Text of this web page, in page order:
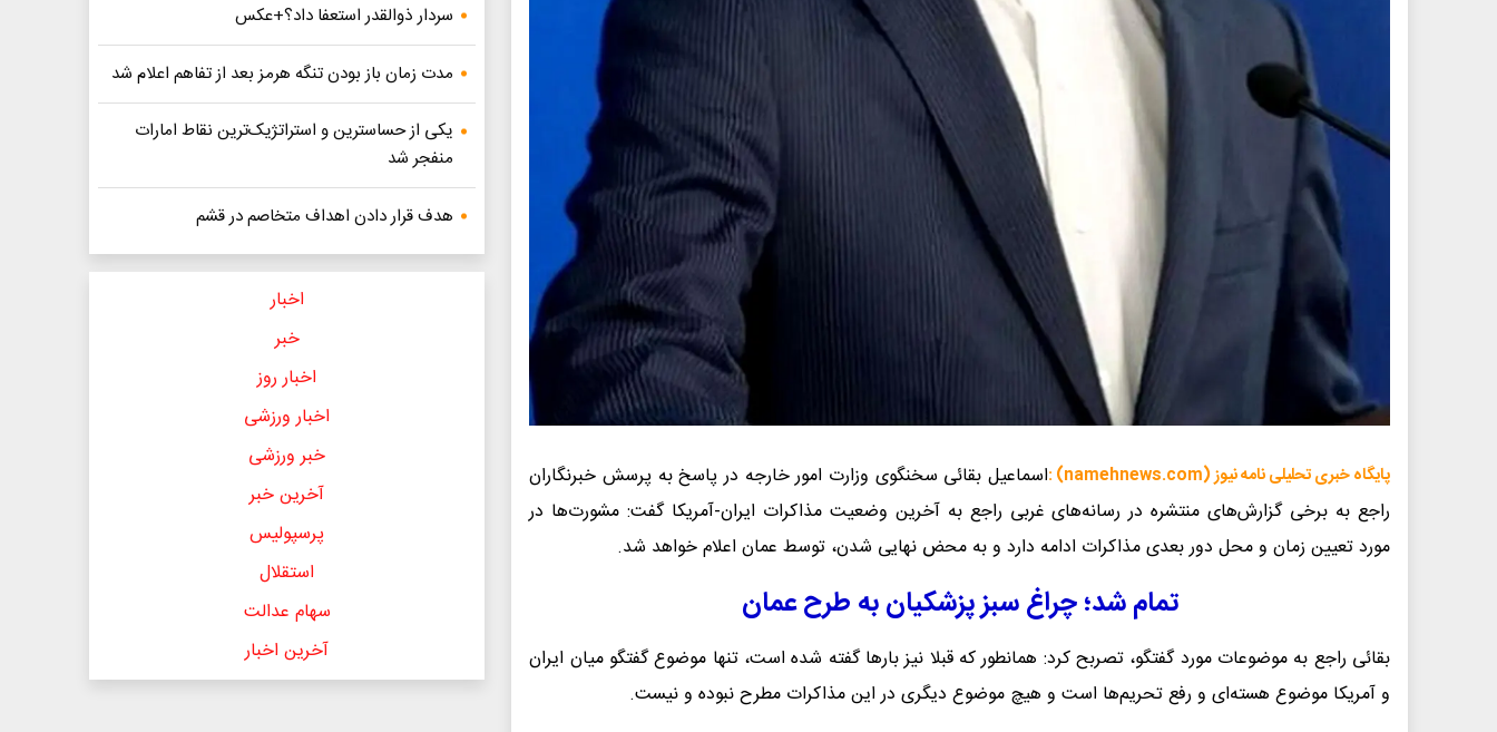
پایگاه خبری تحلیلی نامه نیوز (namehnews.com) :
اسماعیل بقائی سخنگوی وزارت امور خارجه در پاسخ به پرسش خبرنگاران
راجع به برخی گزارش‌های منتشره در رسانه‌های غربی راجع به آخرین وضعیت مذاکرات ایران-آمریکا گفت: مشورت‌ها در
مورد تعیین زمان و محل دور بعدی مذاکرات ادامه دارد و به محض نهایی شدن، توسط عمان اعلام خواهد شد.
تمام شد؛ چراغ سبز پزشکیان به طرح عمان
بقائی راجع به موضوعات مورد گفتگو، تصربح کرد: همانطور که قبلا نیز بارها گفته شده است، تنها موضوع گفتگو میان ایران
و آمریکا موضوع هسته‌ای و رفع تحریم‌ها است و هیچ موضوع دیگری در این مذاکرات مطرح نبوده و نیست.
سردار ذوالقدر استعفا داد؟+عکس
مدت زمان باز بودن تنگه هرمز بعد از تفاهم اعلام شد
یکی از حساسترین و استراتژیک‌ترین نقاط امارات
منفجر شد
هدف قرار دادن اهداف متخاصم در قشم
اخبار
خبر
اخبار روز
اخبار ورزشی
خبر ورزشی
آخرین خبر
پرسپولیس
استقلال
سهام عدالت
آخرین اخبار